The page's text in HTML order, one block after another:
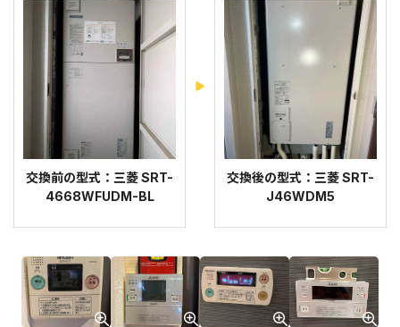
交換前の型式：三菱 SRT-
4668WFUDM-BL
交換後の型式：三菱 SRT-
J46WDM5